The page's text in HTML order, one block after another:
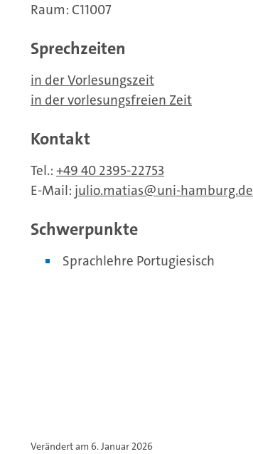
Raum: C11007
Sprechzeiten
in der Vorlesungszeit
in der vorlesungsfreien Zeit
Kontakt
Tel.: +49 40 2395-22753
E-Mail: julio.matias uni-hamburg.de
Schwerpunkte
Sprachlehre Portugiesisch
Verändert am 6. Januar 2026